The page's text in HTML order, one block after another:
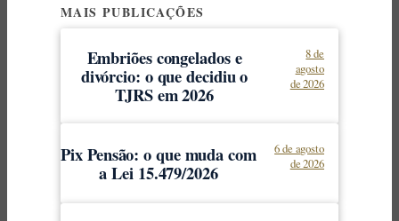
MAIS PUBLICAÇÕES
Embriões congelados e
divórcio: o que decidiu o
TJRS em 2026
8 de
agosto
de 2026
Pix Pensão: o que muda com
a Lei 15.479/2026
6 de agosto
de 2026